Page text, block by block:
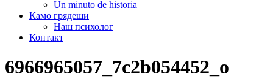
Un minuto de historia
Камо грядеши
Наш психолог
Контакт
6966965057_7c2b054452_o